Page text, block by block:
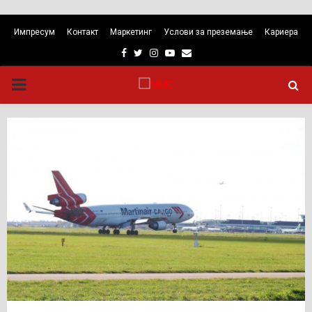
Импресум Контакт Маркетинг Услови за преземање Кариера
Facebook
TwitterInstagram
Youtube
Email
PRIMARY
MENU